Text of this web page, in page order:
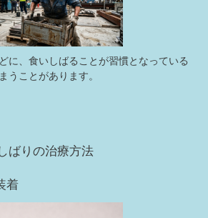
に、食いしばることが習慣となっている
うことがあります。
ばりの治療方法
着